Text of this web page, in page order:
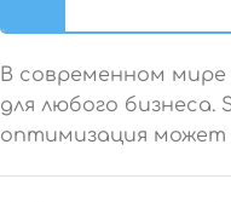
В современном
для любого
оптимизация может